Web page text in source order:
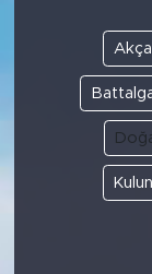
Bingöl